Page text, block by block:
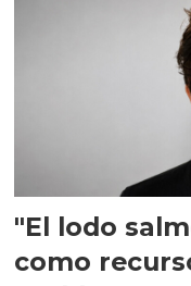
"El lodo
como